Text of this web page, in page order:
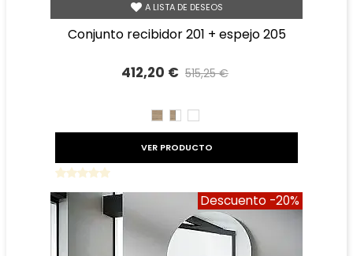
A LISTA DE DESEOS
conjunto recibidor 201 + espejo 205
412,20 € 515,25 €
CAMBRIAN
CAMBRIAN/BLANCO
BLANCO
VER PRODUCTO
Descuento -20%